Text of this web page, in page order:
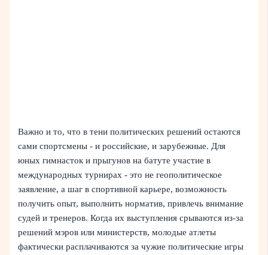
Важно и то, что в тени политических решений остаются
сами спортсмены - и российские, и зарубежные. Для
юных гимнасток и прыгунов на батуте участие в
международных турнирах - это не геополитическое
заявление, а шаг в спортивной карьере, возможность
получить опыт, выполнить норматив, привлечь внимание
судей и тренеров. Когда их выступления срываются из-за
решений мэров или министерств, молодые атлеты
фактически расплачиваются за чужие политические игры